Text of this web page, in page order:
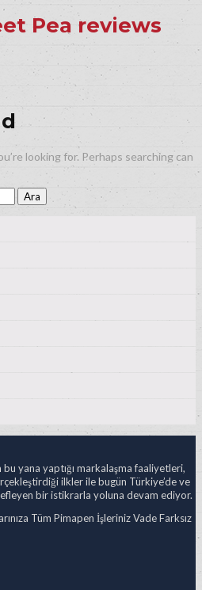
Pea reviews
looking for. Perhaps searching can
yana yaptığı markalaşma faaliyetleri,
ilkler ile bugün Türkiye’de ve
bir istikrarla yoluna devam ediyor.
Tüm Pimapen İşleriniz Vade Farksız